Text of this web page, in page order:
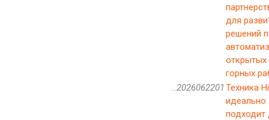
для
решений
открытых
горных
..2026062201 Техника
идеально
подходит